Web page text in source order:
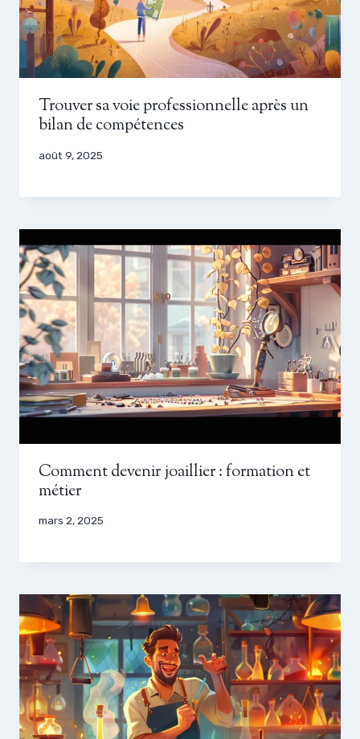
Trouver sa voie professionnelle après un
bilan de compétences
août 9, 2025
Comment devenir joaillier : formation et
métier
mars 2, 2025